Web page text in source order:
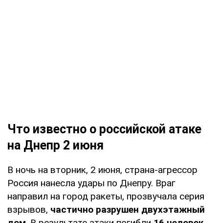
Что известно о российской атаке
на Днепр 2 июня
В ночь на вторник, 2 июня, страна-агрессор
Россия нанесла удары по Днепру. Враг
направил на город ракеты, прозвучала серия
взрывов, частично разрушен двухэтажный